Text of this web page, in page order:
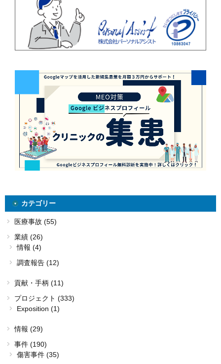
カテゴリー
医療事故 (55)
業績 (26)
情報 (4)
調査報告 (12)
貢献・手柄 (11)
プロジェクト (333)
Exposition (1)
情報 (29)
事件 (190)
傷害事件 (35)